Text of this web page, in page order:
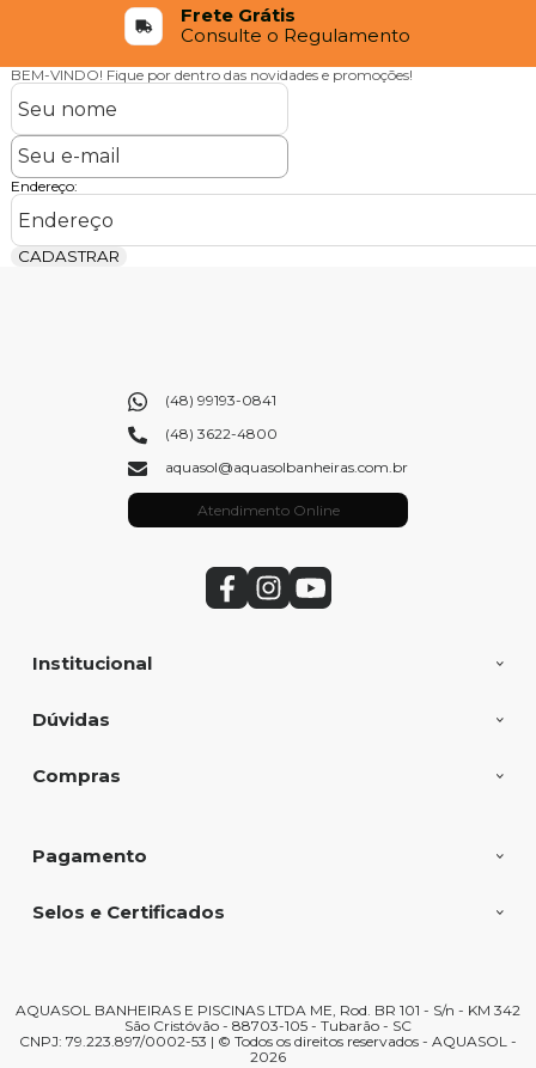
Frete Grátis
Consulte o Regulamento
BEM-VINDO! Fique por dentro das novidades e promoções!
Endereço:
CADASTRAR
Institucional
Dúvidas
Compras
(48) 99193-0841
(48) 3622-4800
aquasol@aquasolbanheiras.com.br
Atendimento Online
Pagamento
Selos e Certificados
AQUASOL BANHEIRAS E PISCINAS LTDA ME, Rod. BR 101 - S/n - KM 342
São Cristóvão - 88703-105 - Tubarão - SC
CNPJ: 79.223.897/0002-53 | © Todos os direitos reservados - AQUASOL -
2026